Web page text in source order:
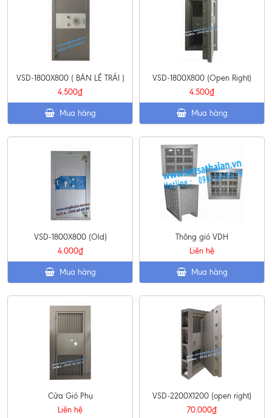
VSD-1800X800 ( BẢN LỀ TRÁI )
4.500₫
Mua hàng
VSD-1800X800 (Open Right)
4.500₫
Mua hàng
VSD-1800X800 (Old)
4.000₫
Mua hàng
Thông gió VDH
Liên hệ
Mua hàng
Cửa Gió Phụ
Liên hệ
VSD-2200X1200 (open right)
70.000₫